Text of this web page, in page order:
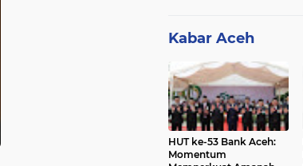
Kabar Aceh
HUT ke-53 Bank Aceh:
Momentum